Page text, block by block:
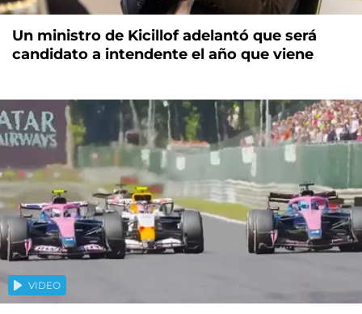
Un ministro de Kicillof adelantó que será
candidato a intendente el año que viene
VIDEO